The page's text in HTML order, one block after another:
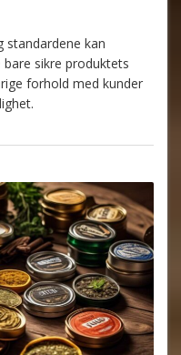
standardene kan
sikre produktets
forhold med kunder